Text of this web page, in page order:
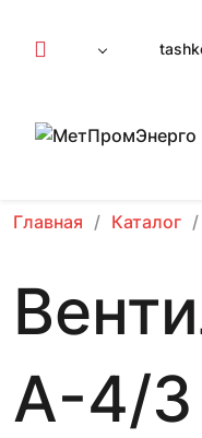
Главная Каталог
А-4/3